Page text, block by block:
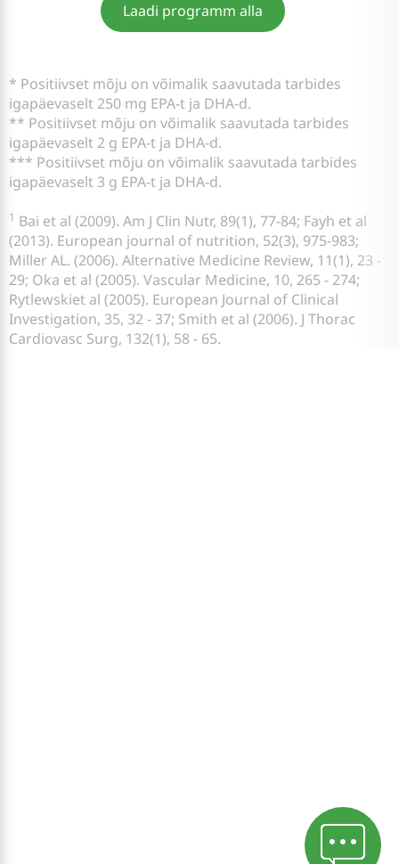
Laadi programm alla
* Positiivset mõju on võimalik saavutada tarbides
igapäevaselt 250 mg EPA-t ja DHA-d.
** Positiivset mõju on võimalik saavutada tarbides
igapäevaselt 2 g EPA-t ja DHA-d.
*** Positiivset mõju on võimalik saavutada tarbides
igapäevaselt 3 g EPA-t ja DHA-d.
1 Bai et al (2009). Am J Clin Nutr, 89(1), 77-84; Fayh et al
(2013). European journal of nutrition, 52(3), 975-983;
Miller AL. (2006). Alternative Medicine Review, 11(1), 23 -
29; Oka et al (2005). Vascular Medicine, 10, 265 - 274;
Rytlewskiet al (2005). European Journal of Clinical
Investigation, 35, 32 - 37; Smith et al (2006). J Thorac
Cardiovasc Surg, 132(1), 58 - 65.